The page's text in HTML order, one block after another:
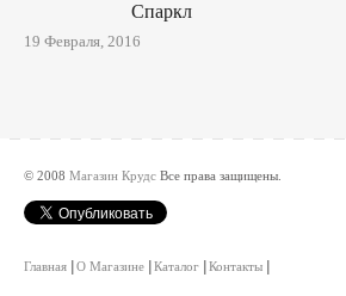
Спаркл
19 Февраля, 2016
© 2008 Магазин Крудс Все права защищены.
Главная О Магазине Каталог Контакты